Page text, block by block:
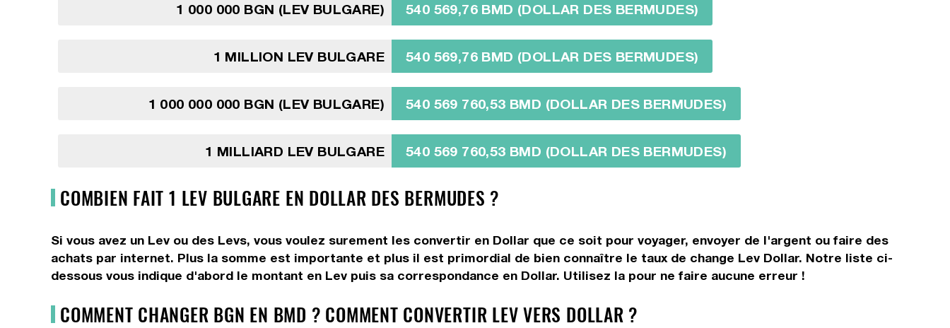
1 000 000 BGN (LEV BULGARE) 540 569,76 BMD (DOLLAR DES BERMUDES)
1 MILLION LEV BULGARE 540 569,76 BMD (DOLLAR DES BERMUDES)
1 000 000 000 BGN (LEV BULGARE) 540 569 760,53 BMD (DOLLAR DES BERMUDES)
1 MILLIARD LEV BULGARE 540 569 760,53 BMD (DOLLAR DES BERMUDES)
COMBIEN FAIT 1 LEV BULGARE EN DOLLAR DES BERMUDES ?
Si vous avez un Lev ou des Levs, vous voulez surement les convertir en Dollar que ce soit pour voyager, envoyer de l'argent ou faire des
achats par internet. Plus la somme est importante et plus il est primordial de bien connaître le taux de change Lev Dollar. Notre liste ci-
dessous vous indique d'abord le montant en Lev puis sa correspondance en Dollar. Utilisez la pour ne faire aucune erreur !
COMMENT CHANGER BGN EN BMD ? COMMENT CONVERTIR LEV VERS DOLLAR ?